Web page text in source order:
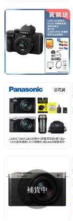
補貨中